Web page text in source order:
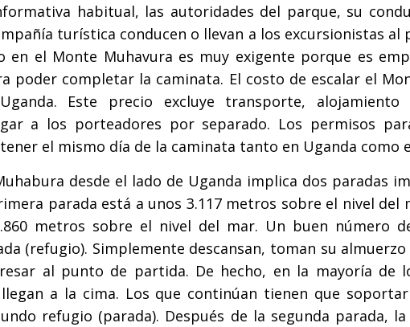
habitual, las autoridades del parque, su
turística conducen o llevan a los excursionistas al
en el Monte Muhavura es muy exigente porque es
poder completar la caminata. El costo de escalar el
Este precio excluye transporte,
a los porteadores por separado. Los permisos
el mismo día de la caminata tanto en Uganda como
desde el lado de Uganda implica dos paradas
parada está a unos 3.117 metros sobre el nivel del
metros sobre el nivel del mar. Un buen número
(refugio). Simplemente descansan, toman su almuerzo
al punto de partida. De hecho, en la mayoría de
a la cima. Los que continúan tienen que
refugio (parada). Después de la segunda parada,